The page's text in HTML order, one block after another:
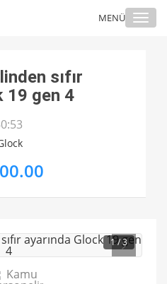
MENÜ
sıfır
19 gen 4
1/ 3